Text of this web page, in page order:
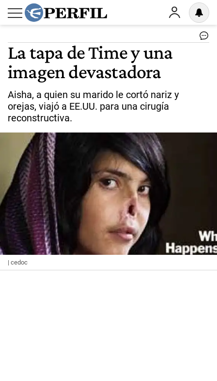
La tapa de Time y una
imagen devastadora
Aisha, a quien su marido le cortó nariz y
orejas, viajó a EE.UU. para una cirugía
reconstructiva.
| cedoc